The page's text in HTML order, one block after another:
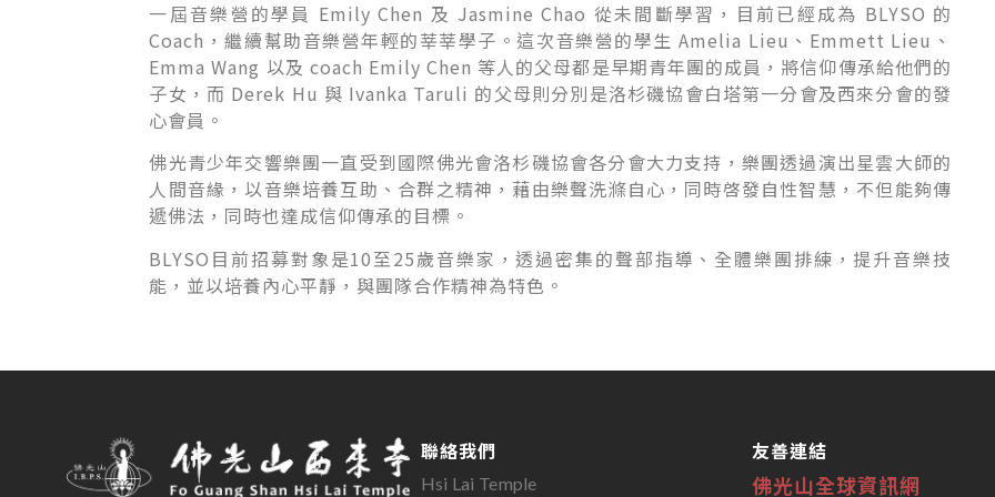
一屆音樂營的學員 Emily Chen 及 Jasmine Chao 從未間斷學習，目前已經成為 BLYSO 的
Coach，繼續幫助音樂營年輕的莘莘學子。這次音樂營的學生 Amelia Lieu、Emmett Lieu、
Emma Wang 以及 coach Emily Chen 等人的父母都是早期青年團的成員，將信仰傳承給他們的
子女，而 Derek Hu 與 Ivanka Taruli 的父母則分別是洛杉磯協會白塔第一分會及西來分會的發
心會員。
佛光青少年交響樂團一直受到國際佛光會洛杉磯協會各分會大力支持，樂團透過演出星雲大師的
人間音緣，以音樂培養互助、合群之精神，藉由樂聲洗滌自心，同時啓發自性智慧，不但能夠傳
遞佛法，同時也達成信仰傳承的目標。
BLYSO目前招募對象是10至25歲音樂家，透過密集的聲部指導、全體樂團排練，提升音樂技
能，並以培養內心平靜，與團隊合作精神為特色。
聯絡我們
Hsi Lai Temple
友善連結
佛光山全球資訊網